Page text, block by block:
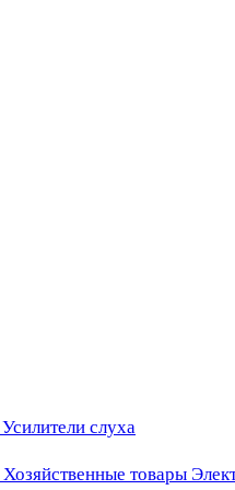
Усилители слуха
Хозяйственные товары